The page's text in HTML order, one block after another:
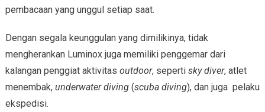
pembacaan yang unggul setiap saat.
Dengan segala keunggulan yang dimilikinya, tidak
mengherankan Luminox juga memiliki penggemar dari
kalangan penggiat aktivitas outdoor, seperti sky diver, atlet
menembak, underwater diving(scuba diving), dan juga pelaku
ekspedisi.